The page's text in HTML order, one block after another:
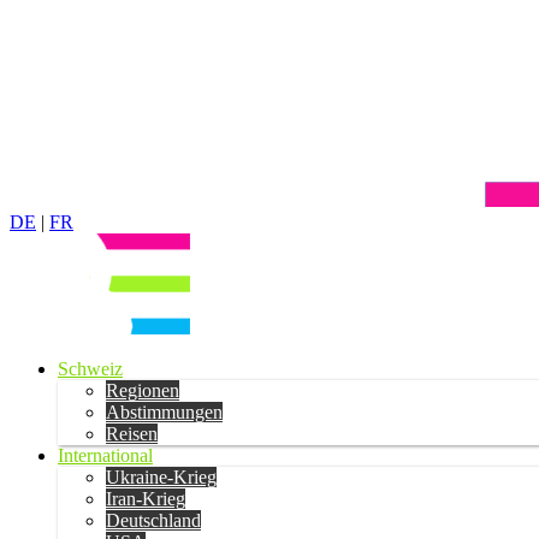
DE | FR
Schweiz
Regionen
Abstimmungen
Reisen
International
Ukraine-Krieg
Iran-Krieg
Deutschland